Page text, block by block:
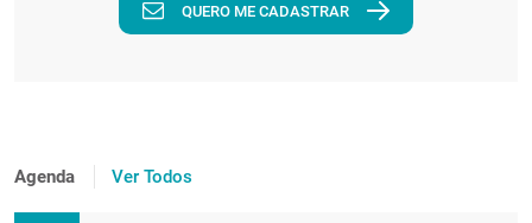
QUERO ME CADASTRAR
Agenda Ver Todos